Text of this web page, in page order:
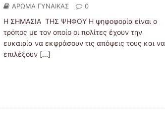
ΑΡΩΜΑ ΓΥΝΑΙΚΑΣ 0
Η ΣΗΜΑΣΙΑ ΤΗΣ ΨΗΦΟΥ Η ψηφοφορία είναι ο
τρόπος με τον οποίο οι πολίτες έχουν την
ευκαιρία να εκφράσουν τις απόψεις τους και να
επιλέξουν [...]